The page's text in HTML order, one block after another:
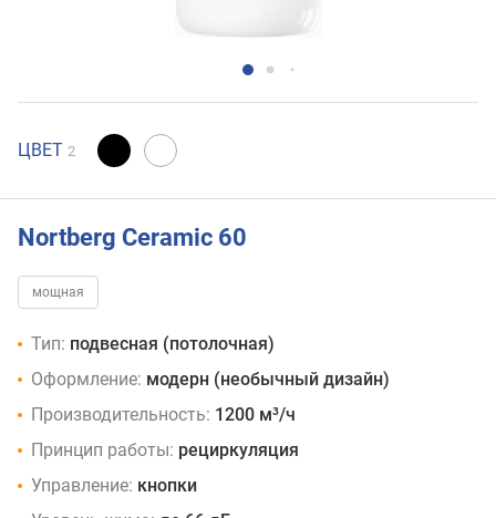
ЦВЕТ 2
Nortberg Ceramic 60
мощная
Тип: подвесная (потолочная)
Оформление: модерн (необычный дизайн)
Производительность: 1200 м³/ч
Принцип работы: рециркуляция
Управление: кнопки